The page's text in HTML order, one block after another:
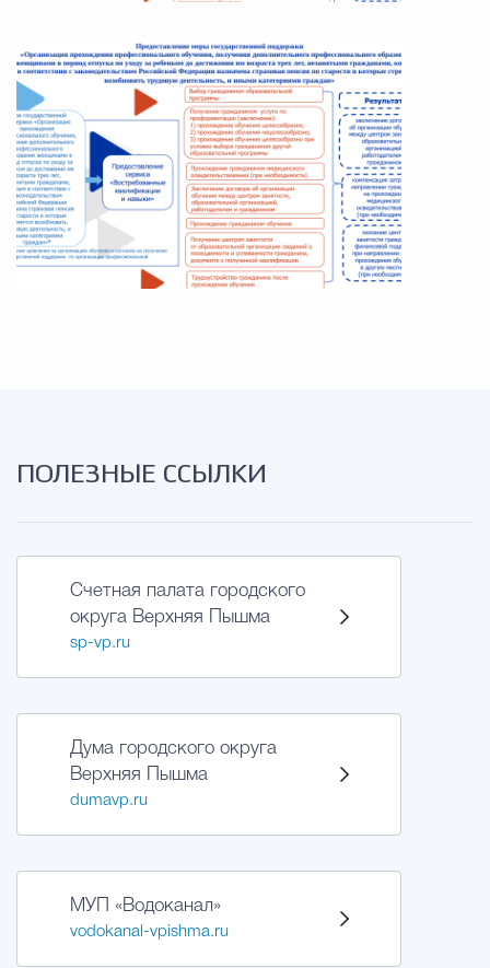
ПОЛЕЗНЫЕ ССЫЛКИ
Счетная палата городского
округа Верхняя Пышма
sp-vp.ru
Дума городского округа
Верхняя Пышма
dumavp.ru
МУП «Водоканал»
vodokanal-vpishma.ru